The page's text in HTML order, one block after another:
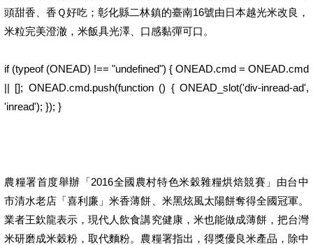
頭甜香、香Ｑ好吃；彰化縣二林鎮的臺南16號由日本越光米改良，
米粒完美澄澈，米飯具光澤、口感黏彈可口。
if (typeof (ONEAD) !== "undefined") { ONEAD.cmd = ONEAD.cmd
|| []; ONEAD.cmd.push(function () { ONEAD_slot('div-inread-ad',
'inread'); }); }
農糧署首度舉辦「2016全國農村特色米穀雜糧烘焙競賽」由台中
市清水老店「喜利廉」米香薄餅、米黑炫風太陽餅奪得全國冠軍。
業者王欽龍表示，現代人飲食講究健康，米也能做成薄餅，把台灣
米研磨成米穀粉，取代麵粉。農糧署指出，得獎優良米產品，除中